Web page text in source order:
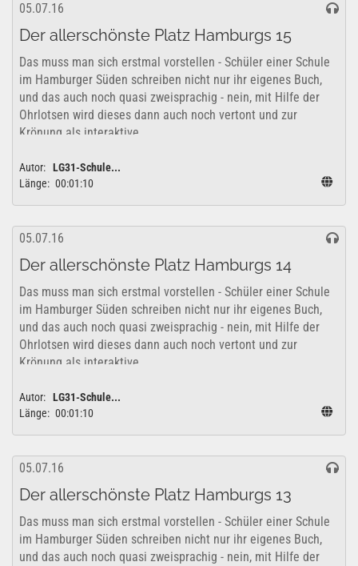
05.07.16
Der allerschönste Platz Hamburgs 15
Das muss man sich erstmal vorstellen - Schüler einer Schule
im Hamburger Süden schreiben nicht nur ihr eigenes Buch,
und das auch noch quasi zweisprachig - nein, mit Hilfe der
Ohrlotsen wird dieses dann auch noch vertont und zur
Krönung als interaktive...
Autor: LG31-Schule...
Länge: 00:01:10
05.07.16
Der allerschönste Platz Hamburgs 14
Das muss man sich erstmal vorstellen - Schüler einer Schule
im Hamburger Süden schreiben nicht nur ihr eigenes Buch,
und das auch noch quasi zweisprachig - nein, mit Hilfe der
Ohrlotsen wird dieses dann auch noch vertont und zur
Krönung als interaktive...
Autor: LG31-Schule...
Länge: 00:01:10
05.07.16
Der allerschönste Platz Hamburgs 13
Das muss man sich erstmal vorstellen - Schüler einer Schule
im Hamburger Süden schreiben nicht nur ihr eigenes Buch,
und das auch noch quasi zweisprachig - nein, mit Hilfe der